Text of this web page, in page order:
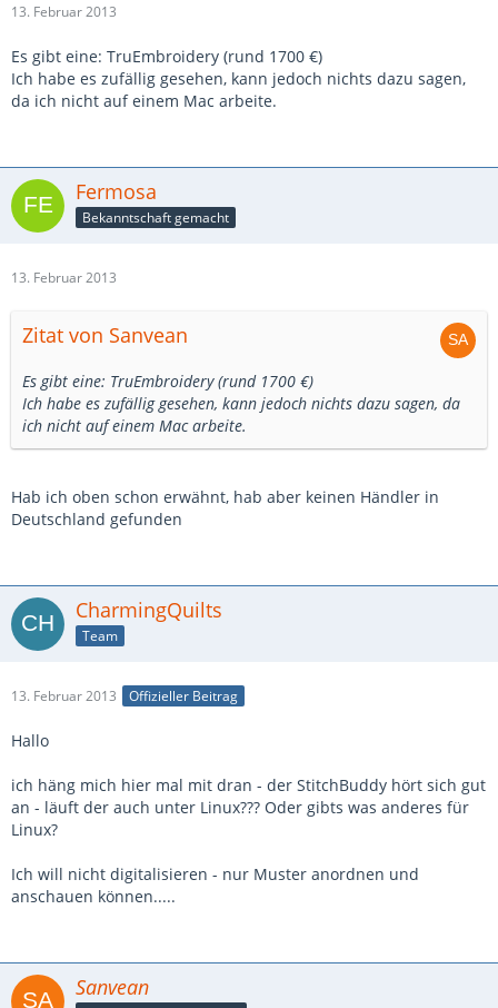
13. Februar 2013
Es gibt eine: TruEmbroidery (rund 1700 €)
Ich habe es zufällig gesehen, kann jedoch nichts dazu sagen,
da ich nicht auf einem Mac arbeite.
Fermosa
Bekanntschaft gemacht
13. Februar 2013
Zitat von Sanvean
Es gibt eine: TruEmbroidery (rund 1700 €)
Ich habe es zufällig gesehen, kann jedoch nichts dazu sagen, da
ich nicht auf einem Mac arbeite.
Hab ich oben schon erwähnt, hab aber keinen Händler in
Deutschland gefunden
CharmingQuilts
Team
13. Februar 2013 Offizieller Beitrag
Hallo
ich häng mich hier mal mit dran - der StitchBuddy hört sich gut
an - läuft der auch unter Linux??? Oder gibts was anderes für
Linux?
Ich will nicht digitalisieren - nur Muster anordnen und
anschauen können.....
Sanvean